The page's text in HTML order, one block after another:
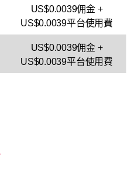
US$0.0039佣金 +
US$0.0039平台使用費
US$0.0039佣金 +
US$0.0039平台使用費